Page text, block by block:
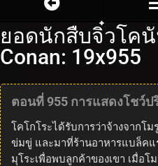
ยอดนักสืบจิ๋วโค
Conan: 19x955
ตอนที่ 955 การแสดงโชว์
โคโกโระได้รับการว่าจ้างจากโ
ข่มขู่ และมาที่ร้านอาหารแบล็ค
มุโระเพื่อพบลูกค้าของเขา เมื่อ